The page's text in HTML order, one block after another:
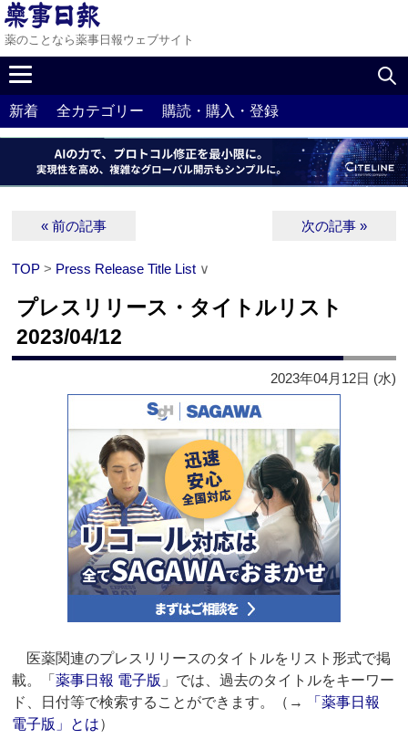
薬のことなら薬事日報ウェブサイト
新着 全カテゴリー 購読・購入・登録
« 前の記事 次の記事 »
TOP > Press Release Title List ∨
プレスリリース・タイトルリスト
2023/04/12
2023年04月12日 (水)
医薬関連のプレスリリースのタイトルをリスト形式で掲
載。「薬事日報 電子版 」では、過去のタイトルをキーワー
ド、日付等で検索することができます。（→
「薬事日報
電子版」とは）